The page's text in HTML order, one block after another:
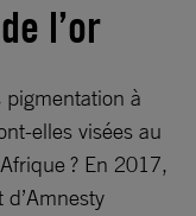
l’or
pigmentation à
elles visées au
? En 2017,
d’Amnesty